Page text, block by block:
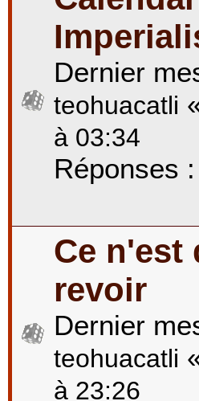
Dernier
teohuacatli
à 03:34
Réponses :
Ce n'est
revoir
Dernier
teohuacatli
à 23:26